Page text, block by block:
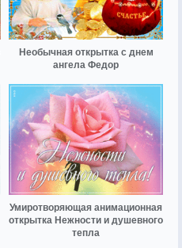
Необычная открытка с днем
ангела Федор
Умиротворяющая анимационная
открытка Нежности и душевного
тепла